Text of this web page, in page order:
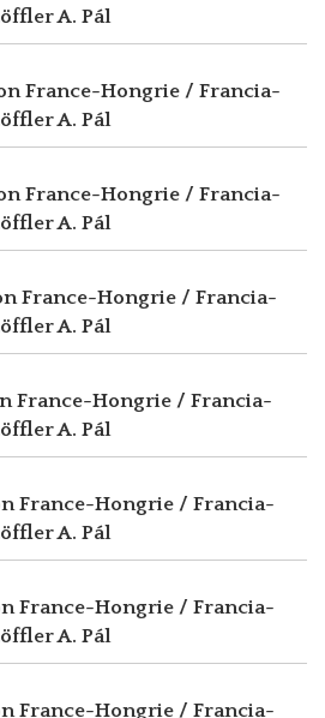
A. Pál
France-Hongrie / Francia-
A. Pál
France-Hongrie / Francia-
A. Pál
France-Hongrie / Francia-
A. Pál
France-Hongrie / Francia-
A. Pál
France-Hongrie / Francia-
A. Pál
France-Hongrie / Francia-
A. Pál
France-Hongrie / Francia-